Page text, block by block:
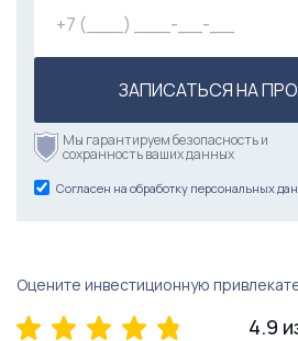
ЗАПИСАТЬСЯ НА
Мы гарантируем безопасность и
сохранность ваших данных
Согласен на обработку персональных
Оцените инвестиционную
4.9